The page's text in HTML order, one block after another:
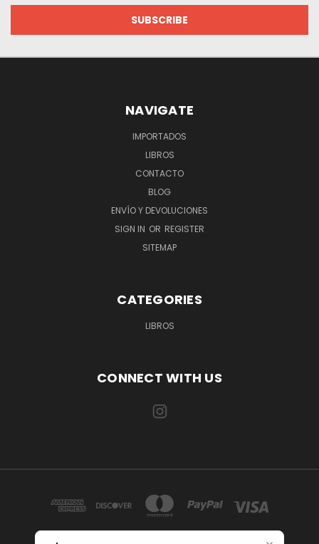
NAVIGATE
IMPORTADOS
LIBROS
CONTACTO
BLOG
ENVÍO Y DEVOLUCIONES
SIGN IN OR REGISTER
SITEMAP
CATEGORIES
LIBROS
CONNECT WITH US